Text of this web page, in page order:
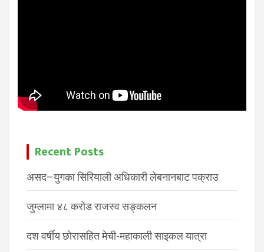
Recent Posts
असद–युगका सिरियाली अधिकारी लेबनानबाट पक्राउ
जुम्लामा ४८ करोड राजस्व सङ्कलन
दश वर्षीय छोरासहित मेची-महाकाली साइकल यात्रा